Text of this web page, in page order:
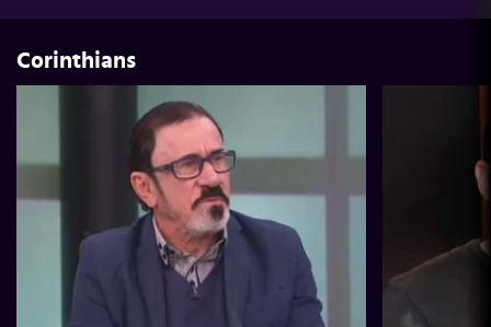
Corinthians